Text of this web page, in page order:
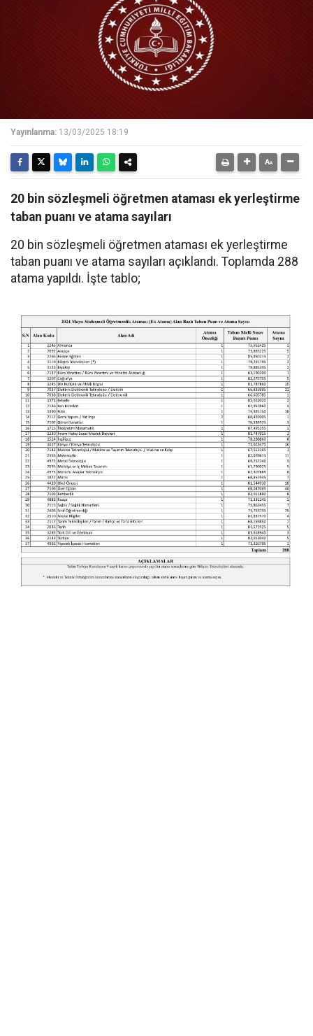
Yayınlanma: 13/03/2025 18:19
20 bin sözleşmeli öğretmen ataması ek yerleştirme
taban puanı ve atama sayıları
20 bin sözleşmeli öğretmen ataması ek yerleştirme
taban puanı ve atama sayıları açıklandı. Toplamda 288
atama yapıldı. İşte tablo;